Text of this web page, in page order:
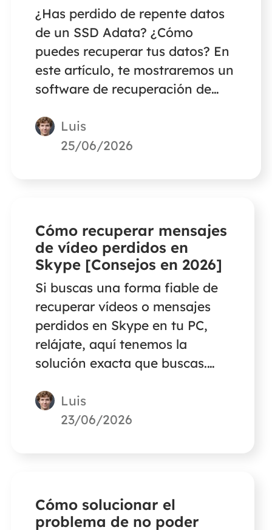
¿Has perdido de repente datos
de un SSD Adata? ¿Cómo
puedes recuperar tus datos? En
este artículo, te mostraremos un
software de recuperación de
Data Recovery Wizard para
recuperar archivos de Adata
perdidos rápidamente.
Luis
25/06/2026
Cómo recuperar mensajes
de vídeo perdidos en
Skype [Consejos en 2026]
Si buscas una forma fiable de
recuperar vídeos o mensajes
perdidos en Skype en tu PC,
relájate, aquí tenemos la
solución exacta que buscas.
restaurar las videollamadas
perdidas de Skype en tu PC con
Luis
23/06/2026
Cómo solucionar el
problema de no poder